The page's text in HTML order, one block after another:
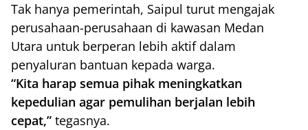
Tak hanya pemerintah, Saipul turut mengajak
perusahaan-perusahaan di kawasan Medan
Utara untuk berperan lebih aktif dalam
penyaluran bantuan kepada warga.
“Kita harap semua pihak meningkatkan
kepedulian agar pemulihan berjalan lebih
cepat,” tegasnya.